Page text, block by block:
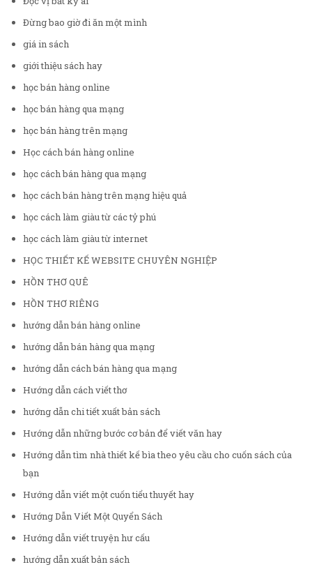
Đừng bao giờ đi ăn một mình
giá in sách
giới thiệu sách hay
học bán hàng online
học bán hàng qua mạng
học bán hàng trên mạng
Học cách bán hàng online
học cách bán hàng qua mạng
học cách bán hàng trên mạng hiệu quả
học cách làm giàu từ các tỷ phú
học cách làm giàu từ internet
HỌC THIẾT KẾ WEBSITE CHUYÊN NGHIỆP
HỒN THƠ QUÊ
HỒN THƠ RIÊNG
hướng dẫn bán hàng online
hướng dẫn bán hàng qua mạng
hướng dẫn cách bán hàng qua mạng
Hướng dẫn cách viết thơ
hướng dẫn chi tiết xuất bản sách
Hướng dẫn những bước cơ bản để viết văn hay
Hướng dẫn tìm nhà thiết kế bìa theo yêu cầu cho cuốn sách của
bạn
Hướng dẫn viết một cuốn tiểu thuyết hay
Hướng Dẫn Viết Một Quyển Sách
Hướng dẫn viết truyện hư cấu
hướng dẫn xuất bản sách